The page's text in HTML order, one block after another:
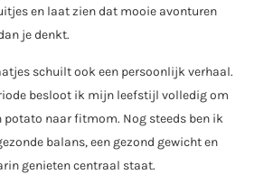
en laat zien dat mooie avonturen
je denkt.
schuilt ook een persoonlijk verhaal.
besloot ik mijn leefstijl volledig om
potato naar fitmom. Nog steeds ben ik
balans, een gezond gewicht en
genieten centraal staat.